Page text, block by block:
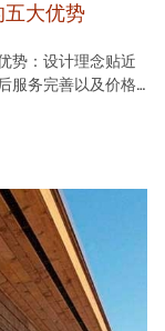
大优势
势：设计理念贴近
服务完善以及价格